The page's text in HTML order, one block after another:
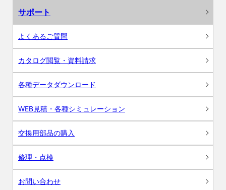
サポート
よくあるご質問
カタログ閲覧・資料請求
各種データダウンロード
WEB見積・各種シミュレーション
交換用部品の購入
修理・点検
お問い合わせ